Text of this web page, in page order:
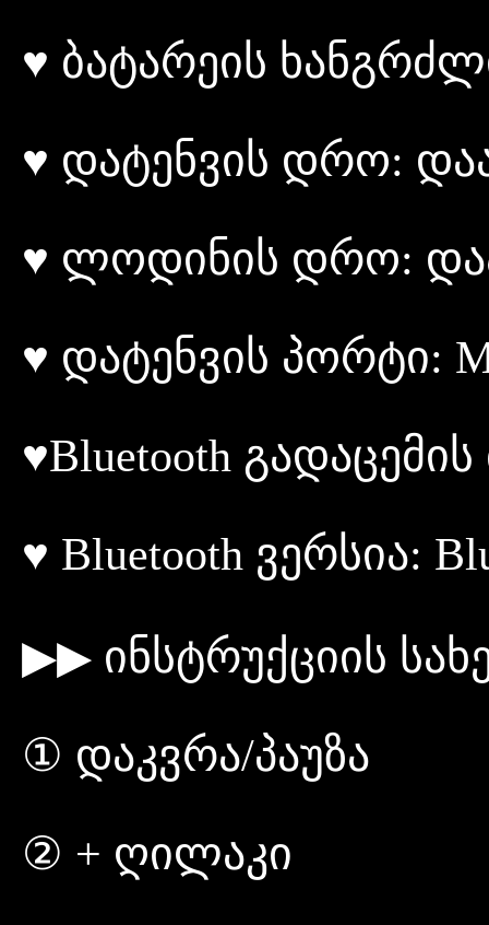
♥ ბატარეის
♥ დატენვის დრო:
♥ ლოდინის დრო:
♥ დატენვის პორტი:
♥Bluetooth
♥ Bluetooth ვერსია:
▶▶ ინსტრუქციის
① დაკვრა/პაუზა
② + ღილაკი